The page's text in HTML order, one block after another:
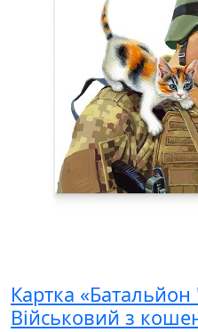
Картка «Батальйон
Військовий з